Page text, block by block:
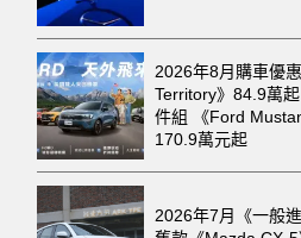
2026年8月購車優
Territory》84.9萬
件組 《Ford
170.9萬元起
2026年7月《一般